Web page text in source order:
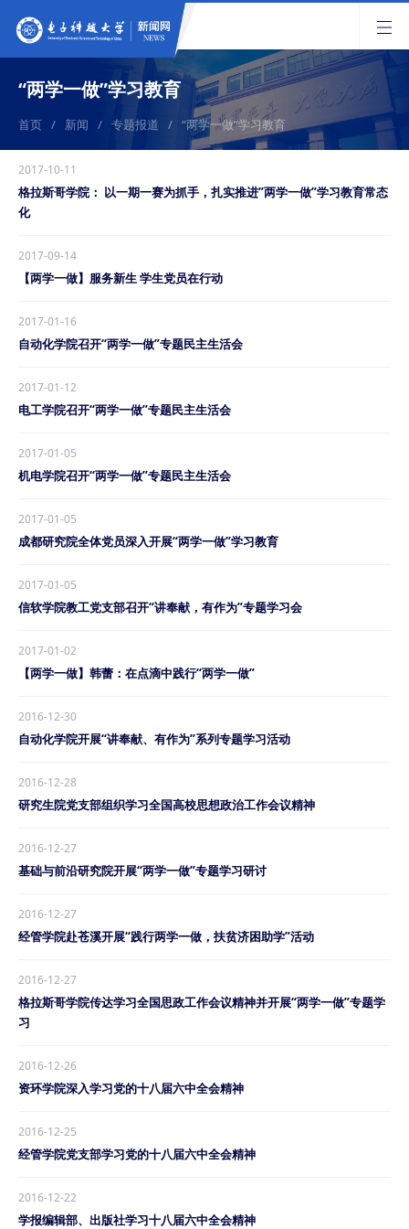
“两学一做”学习教育
首页 / 新闻 / 专题报道 / “两学一做”学习教育
2017-10-11
格拉斯哥学院： 以一期一赛为抓手，扎实推进”两学一做”学习教育常态
化
2017-09-14
【两学一做】服务新生 学生党员在行动
2017-01-16
自动化学院召开“两学一做”专题民主生活会
2017-01-12
电工学院召开“两学一做”专题民主生活会
2017-01-05
机电学院召开“两学一做”专题民主生活会
2017-01-05
成都研究院全体党员深入开展“两学一做”学习教育
2017-01-05
信软学院教工党支部召开“讲奉献，有作为”专题学习会
2017-01-02
【两学一做】韩蕾：在点滴中践行“两学一做”
2016-12-30
自动化学院开展“讲奉献、有作为”系列专题学习活动
2016-12-28
研究生院党支部组织学习全国高校思想政治工作会议精神
2016-12-27
基础与前沿研究院开展“两学一做”专题学习研讨
2016-12-27
经管学院赴苍溪开展“践行两学一做，扶贫济困助学”活动
2016-12-27
格拉斯哥学院传达学习全国思政工作会议精神并开展“两学一做”专题学
习
2016-12-26
资环学院深入学习党的十八届六中全会精神
2016-12-25
经管学院党支部学习党的十八届六中全会精神
2016-12-22
学报编辑部、出版社学习十八届六中全会精神